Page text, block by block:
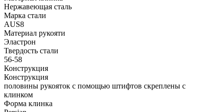
Нержавеющая сталь
Марка стали
AUS8
Материал рукояти
Эластрон
Твердость стали
56-58
Конструкция
Конструкция
половины рукояток с помощью штифтов скреплены с
клинком
Форма клинка